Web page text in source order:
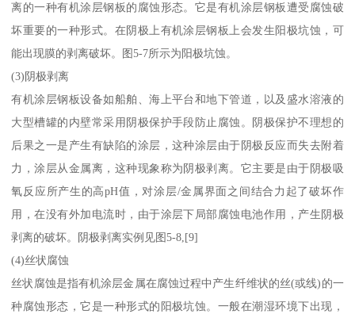
离的一种有机涂层钢板的腐蚀形态。它是有机涂层钢板遭受腐蚀破
坏重要的一种形式。在阴极上有机涂层钢板上会发生阳极坑蚀，可
能出现膜的剥离破坏。图5-7所示为阳极坑蚀。
(3)阴极剥离
有机涂层钢板设备如船舶、海上平台和地下管道，以及盛水溶液的
大型槽罐的内壁常采用阴极保护手段防止腐蚀。阴极保护不理想的
后果之一是产生有缺陷的涂层，这种涂层由于阴极反应而失去附着
力，涂层从金属离，这种现象称为阴极剥离。它主要是由于阴极吸
氧反应所产生的高pH值，对涂层/金属界面之间结合力起了破坏作
用，在没有外加电流时，由于涂层下局部腐蚀电池作用，产生阴极
剥离的破坏。阴极剥离实例见图5-8,[9]
(4)丝状腐蚀
丝状腐蚀是指有机涂层金属在腐蚀过程中产生纤维状的丝(或线)的一
种腐蚀形态，它是一种形式的阳极坑蚀。一般在潮湿环境下出现，